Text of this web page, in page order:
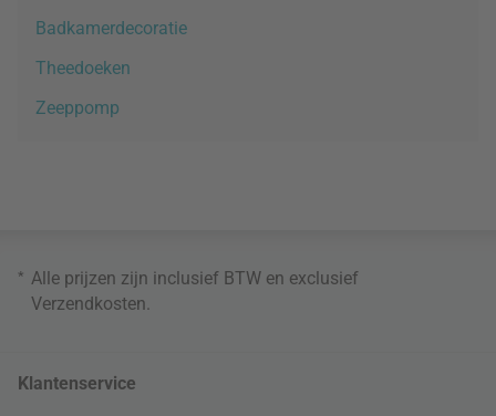
Badkamerdecoratie
Theedoeken
Zeeppomp
* Alle prijzen zijn inclusief BTW en exclusief
Verzendkosten.
Klantenservice